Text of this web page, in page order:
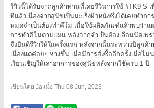
รีวิวนี้ได้รับจากลูกค้าท่านที่เคยรีวิวการใช้ #TK9-S เ
ที่แล้วเนื่องจากสุนัขเป็นมะเร็งผิวหนังซึ่งได้เคยทำกา
หมดจำเป็นต้องทำคีโม เมื่อใช้ผลิตภัณฑ์แล้วพบว่าแผ
การทำคีโมตามแผน หลังจากจำเป็นต้องเลื่อนนัดเพ
จึงยินดีรีวิวให้ในครั้งแรก หลังจากนั้นระหว่างปีลูกค้
เนื่องแต่ค่อยๆ ห่างขึ้น เมื่อมีการสั่งซื้ออีกครั้งเมื่อไ
เรียนเชิญให้เล่าอาการของสุนัขหลังจากใช้ครบ 1 ปี
เขียนโดย Jaเมื่อ Thu 08 Jun, 2023